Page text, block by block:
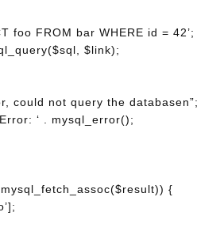
foo FROM bar WHERE id = 42’;
$link);
could not query the databasen”;
‘ . mysql_error();
{